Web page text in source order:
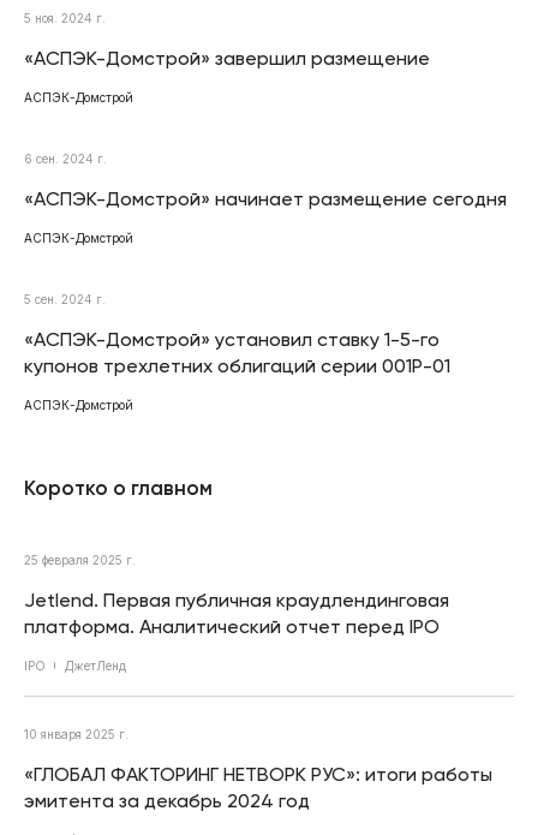
5 ноя. 2024 г.
«АСПЭК-Домстрой» завершил размещение
АСПЭК-Домстрой
6 сен. 2024 г.
«АСПЭК-Домстрой» начинает размещение сегодня
АСПЭК-Домстрой
5 сен. 2024 г.
«АСПЭК-Домстрой» установил ставку 1-5-го
купонов трехлетних облигаций серии 001Р-01
АСПЭК-Домстрой
Коротко о главном
25 февраля 2025 г.
Jetlend. Первая публичная краудлендинговая
платформа. Аналитический отчет перед IPO
IPO ДжетЛенд
10 января 2025 г.
«ГЛОБАЛ ФАКТОРИНГ НЕТВОРК РУС»: итоги работы
эмитента за декабрь 2024 год